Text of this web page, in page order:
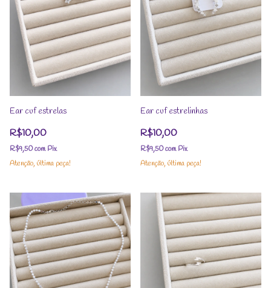
Ear cuf estrelas
R$10,00
R$9,50com Pix
Atenção, última peça!
Ear cuf estrelinhas
R$10,00
R$9,50com Pix
Atenção, última peça!